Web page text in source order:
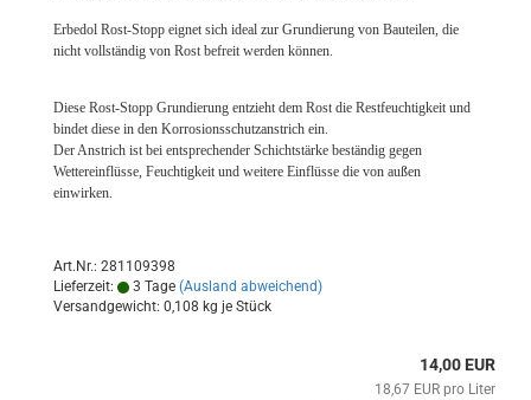
Erbedol Rost-Stopp eignet sich ideal zur Grundierung von Bauteilen, die
nicht vollständig von Rost befreit werden können.
Diese Rost-Stopp Grundierung entzieht dem Rost die Restfeuchtigkeit und
bindet diese in den Korrosionsschutzanstrich ein.
Der Anstrich ist bei entsprechender Schichtstärke beständig gegen
Wettereinflüsse, Feuchtigkeit und weitere Einflüsse die von außen
einwirken.
Art.Nr.: 281109398
Lieferzeit:
3 Tage (Ausland abweichend)
Versandgewicht: 0,108 kg je Stück
14,00 EUR
18,67 EUR pro Liter